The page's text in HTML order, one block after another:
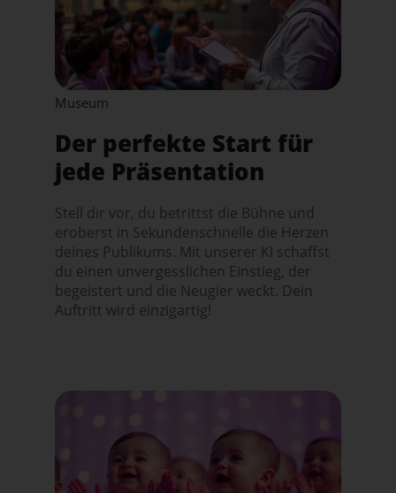
Der perfekte Start für
jede Präsentation
Stell dir vor, du betrittst die Bühne und
eroberst in Sekundenschnelle die Herzen
deines Publikums. Mit unserer KI schaffst
du einen unvergesslichen Einstieg, der
begeistert und die Neugier weckt. Dein
Auftritt wird einzigartig!
Museum